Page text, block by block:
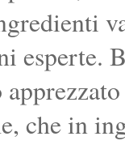
esperte.
che in